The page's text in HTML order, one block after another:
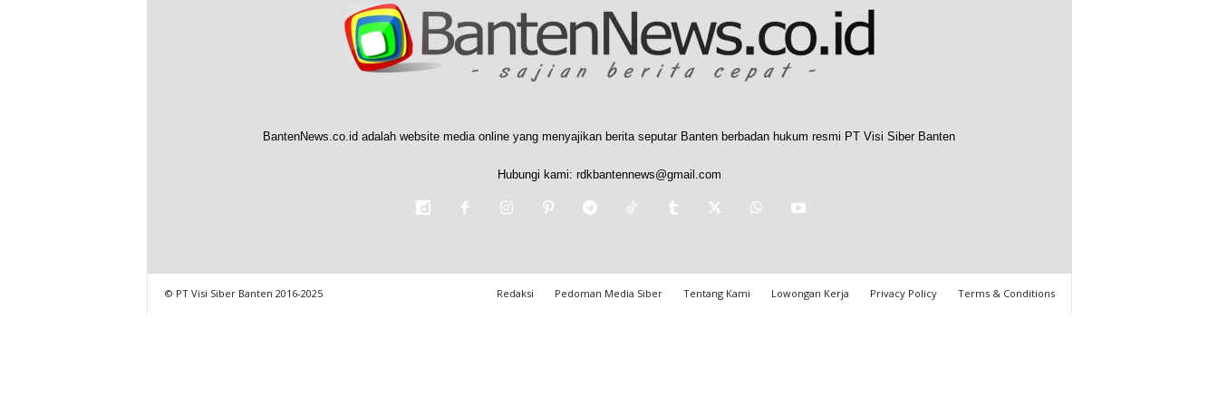
BantenNews.co.id adalah website media online yang menyajikan berita seputar Banten berbadan hukum resmi PT Visi Siber Banten
Hubungi kami: rdkbantennews@gmail.com
Redaksi Pedoman Media Siber Tentang Kami Lowongan Kerja Privacy Policy Terms & Conditions
© PT Visi Siber Banten 2016-2025